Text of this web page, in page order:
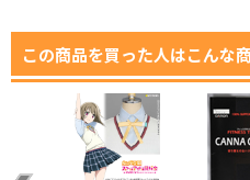
この商品を買った人はこんな